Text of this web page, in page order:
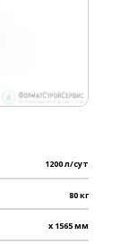
1200 л/сут
80 кг
x 1565 мм